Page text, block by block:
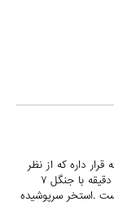
داره که از نظر
جغرافیایی تو منطقه ای بسیار عالی و زیبا قرار گرفته ۴ دقيقه با جنگل ۷
دربست .استخر سرپوشیده